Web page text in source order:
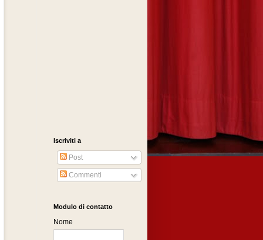
Iscriviti a
Post
Commenti
Modulo di contatto
Nome